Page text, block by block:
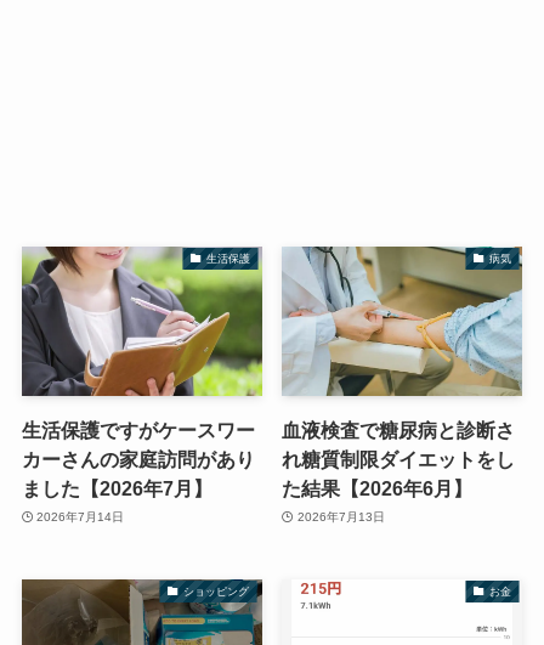
生活保護
生活保護ですがケースワー
カーさんの家庭訪問があり
ました【2026年7月】
2026年7月14日
病気
血液検査で糖尿病と診断さ
れ糖質制限ダイエットをし
た結果【2026年6月】
2026年7月13日
ショッピング お金